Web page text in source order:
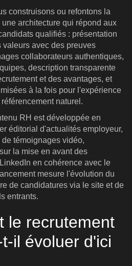
construisons ou refontons la
architecture qui répond aux
qualifiés : présentation
valeurs avec des preuves
collaborateurs authentiques,
description transparente
et des avantages, et
à la fois pour l'expérience
naturel.
RH est développée en
éditorial d'actualités employeur,
témoignages vidéo,
la mise en avant des
en cohérence avec le
mesure l'évolution du
de candidatures via le site et de
entrants.
le recrutement
il évoluer d'ici